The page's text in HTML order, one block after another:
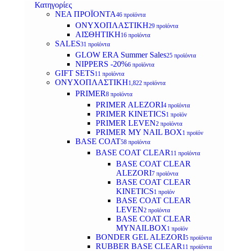
Κατηγορίες
ΝΕΑ ΠΡΟΪΟΝΤΑ46 προϊόντα
ΟΝΥΧΟΠΛΑΣΤΙΚΗ29 προϊόντα
ΑΙΣΘΗΤΙΚΗ16 προϊόντα
SALES31 προϊόντα
GLOW ERA Summer Sales25 προϊόντα
NIPPERS -20%6 προϊόντα
GIFT SETS11 προϊόντα
ΟΝΥΧΟΠΛΑΣΤΙΚΗ1,822 προϊόντα
PRIMER8 προϊόντα
PRIMER ALEZORI4 προϊόντα
PRIMER KINETICS1 προϊόν
PRIMER LEVEN2 προϊόντα
PRIMER MY NAIL BOX1 προϊόν
BASE COAT58 προϊόντα
BASE COAT CLEAR 11 προϊόντα
BASE COAT CLEAR
ALEZORI7 προϊόντα
BASE COAT CLEAR
KINETICS1 προϊόν
BASE COAT CLEAR
LEVEN2 προϊόντα
BASE COAT CLEAR
MYNAILBOX1 προϊόν
BONDER GEL ALEZORI5 προϊόντα
RUBBER BASE CLEAR 11 προϊόντα